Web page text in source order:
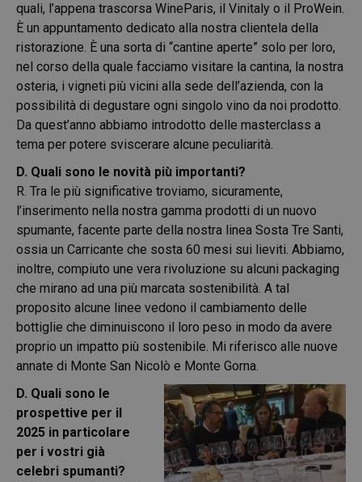
quali, l’appena trascorsa WineParis, il Vinitaly o il ProWein.
È un appuntamento dedicato alla nostra clientela della
ristorazione. È una sorta di “cantine aperte” solo per loro,
nel corso della quale facciamo visitare la cantina, la nostra
osteria, i vigneti più vicini alla sede dell’azienda, con la
possibilità di degustare ogni singolo vino da noi prodotto.
Da quest’anno abbiamo introdotto delle masterclass a
tema per potere sviscerare alcune peculiarità.
D. Quali sono le novità più importanti?
R. Tra le più significative troviamo, sicuramente,
l’inserimento nella nostra gamma prodotti di un nuovo
spumante, facente parte della nostra linea Sosta Tre Santi,
ossia un Carricante che sosta 60 mesi sui lieviti. Abbiamo,
inoltre, compiuto une vera rivoluzione su alcuni packaging
che mirano ad una più marcata sostenibilità. A tal
proposito alcune linee vedono il cambiamento delle
bottiglie che diminuiscono il loro peso in modo da avere
proprio un impatto più sostenibile. Mi riferisco alle nuove
annate di Monte San Nicolò e Monte Gorna.
D. Quali sono le
prospettive per il
2025 in particolare
per i vostri già
celebri spumanti?